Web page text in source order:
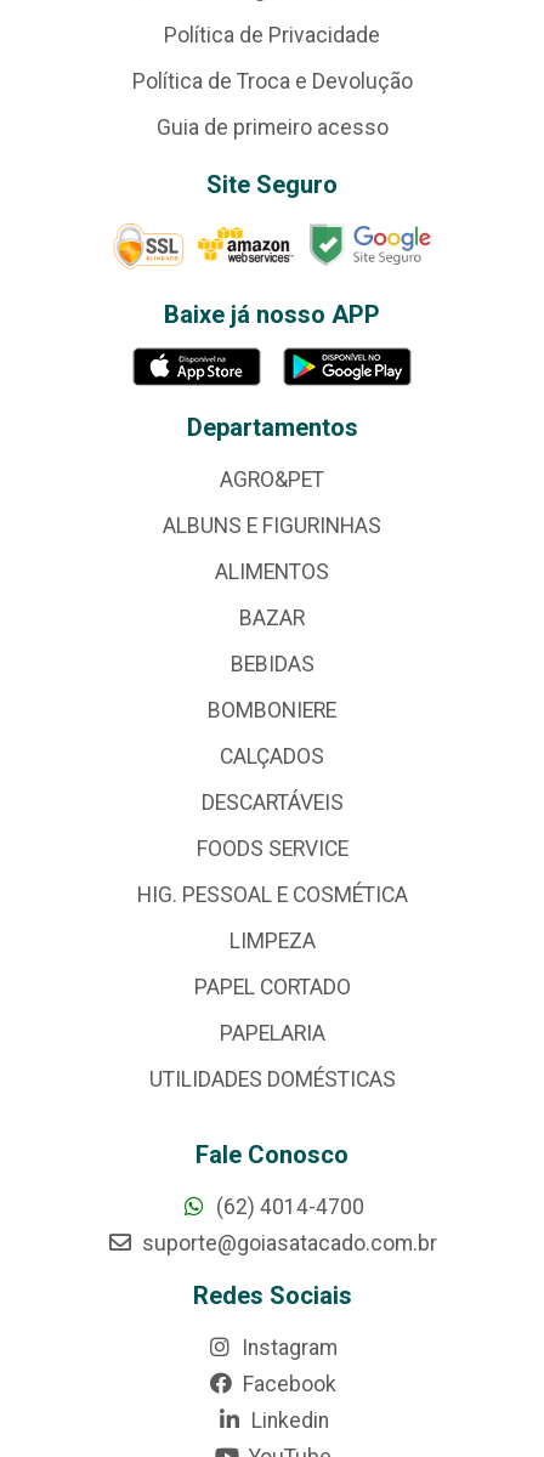
Política de Privacidade
Política de Troca e Devolução
Guia de primeiro acesso
Site Seguro
Baixe já nosso APP
Departamentos
AGRO&PET
ALBUNS E FIGURINHAS
ALIMENTOS
BAZAR
BEBIDAS
BOMBONIERE
CALÇADOS
DESCARTÁVEIS
FOODS SERVICE
HIG. PESSOAL E COSMÉTICA
LIMPEZA
PAPEL CORTADO
PAPELARIA
UTILIDADES DOMÉSTICAS
Fale Conosco
(62) 4014-4700
suporte@goiasatacado.com.br
Redes Sociais
Instagram
Facebook
Linkedin